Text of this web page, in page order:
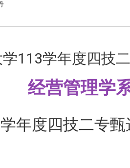
113学年度四技
经营管理学
年度四技二专